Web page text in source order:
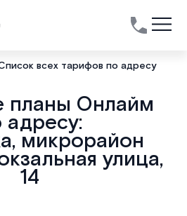
всех тарифов по адресу
планы Онлайм
адресу:
микрорайон
улица,
14